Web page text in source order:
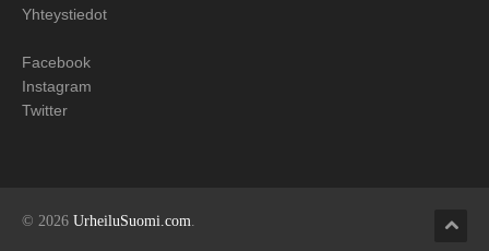
Yhteystiedot
Facebook
Instagram
Twitter
© 2026 UrheiluSuomi.com.